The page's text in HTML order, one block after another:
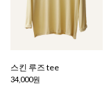
스킨 루즈 tee
34,000원